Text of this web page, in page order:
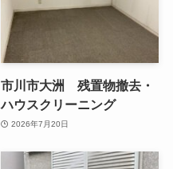
市川市大洲 残置物撤去・
ハウスクリーニング
2026年7月20日